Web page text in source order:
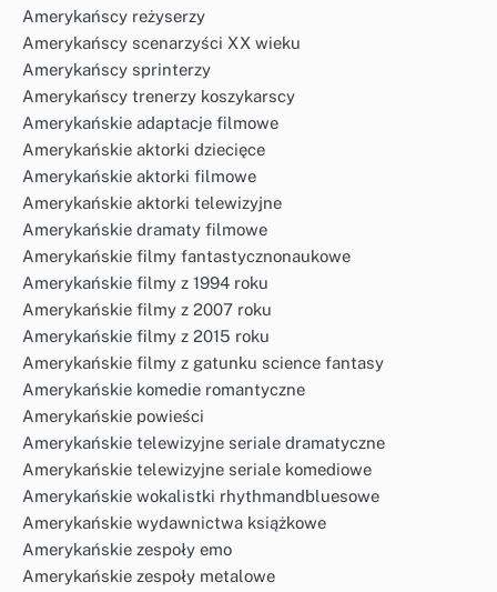
Amerykańscy reżyserzy
Amerykańscy scenarzyści XX wieku
Amerykańscy sprinterzy
Amerykańscy trenerzy koszykarscy
Amerykańskie adaptacje filmowe
Amerykańskie aktorki dziecięce
Amerykańskie aktorki filmowe
Amerykańskie aktorki telewizyjne
Amerykańskie dramaty filmowe
Amerykańskie filmy fantastycznonaukowe
Amerykańskie filmy z 1994 roku
Amerykańskie filmy z 2007 roku
Amerykańskie filmy z 2015 roku
Amerykańskie filmy z gatunku science fantasy
Amerykańskie komedie romantyczne
Amerykańskie powieści
Amerykańskie telewizyjne seriale dramatyczne
Amerykańskie telewizyjne seriale komediowe
Amerykańskie wokalistki rhythmandbluesowe
Amerykańskie wydawnictwa książkowe
Amerykańskie zespoły emo
Amerykańskie zespoły metalowe